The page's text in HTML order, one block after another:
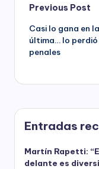
Post
Previous Post
Casi lo gana en la
última… lo perdió
penales
Entradas
Martín Rapetti:
delante es